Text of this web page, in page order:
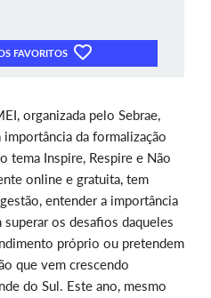
FAVORITOS
organizada pelo Sebrae,
da formalização
tema Inspire, Respire e Não
online e gratuita, tem
entender a importância
os desafios daqueles
próprio ou pretendem
que vem crescendo
do Sul. Este ano, mesmo